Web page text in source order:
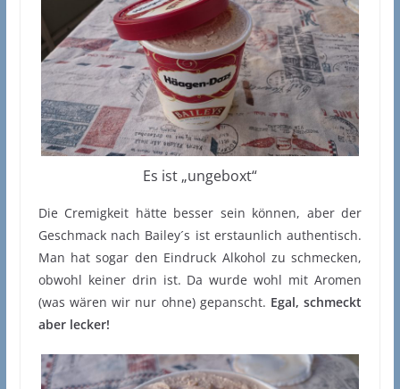
Es ist „ungeboxt“
Die Cremigkeit hätte besser sein können, aber der
Geschmack nach Bailey´s ist erstaunlich authentisch.
Man hat sogar den Eindruck Alkohol zu schmecken,
obwohl keiner drin ist. Da wurde wohl mit Aromen
(was wären wir nur ohne) gepanscht. Egal, schmeckt
aber lecker!